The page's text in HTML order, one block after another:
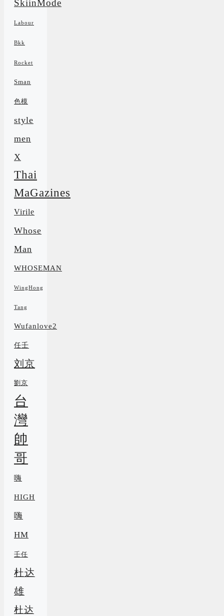
SkiinMode
Labour
Bkk
Rocket
Sman
色模
style
men
X
Thai
MaGazines
Virile
Whose
Man
WHOSEMAN
WingHong
Tang
Wufanlove2
任壬
刘京
劉京
台
灣
帥
哥
嗨
HIGH
嗨
HM
壬任
杜达
雄
杜达